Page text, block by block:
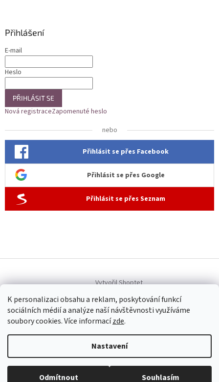
K personalizaci obsahu a reklam, poskytování funkcí
sociálních médií a analýze naší návštěvnosti využíváme
soubory cookies. Více informacízde.
Nastavení
Odmítnout Souhlasím
Přihlášení
E-mail
Heslo
PŘIHLÁSIT SE
Nová registraceZapomenuté heslo
nebo
Přihlásit se přes Facebook
Přihlásit se přes Google
Přihlásit se přes Seznam
Vytvořil Shoptet
Copyright 2026 Allen dámská móda. Všechna práva vyhrazena.
Upravit nastavení cookies
(www.allenfashion.cz): Iveta Šubrtová, Sídlo: U Remízku 292,
251 62 Tehovec, IČO: 47036851, tel: +420 604 254 569, email: